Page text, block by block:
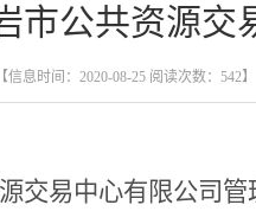
市公共资源交
【信息时间：2020-08-25 阅读次数： 542
交易中心有限公司